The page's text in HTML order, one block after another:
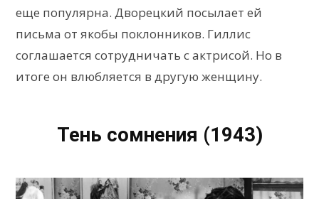
еще популярна. Дворецкий посылает ей
письма от якобы поклонников. Гиллис
соглашается сотрудничать с актрисой. Но в
итоге он влюбляется в другую женщину.
Тень сомнения (1943)